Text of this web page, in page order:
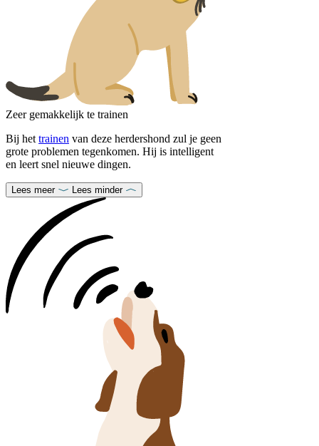
Zeer gemakkelijk te trainen
Bij het trainen van deze herdershond zul je geen
grote problemen tegenkomen. Hij is intelligent
en leert snel nieuwe dingen.
Lees meer Lees minder